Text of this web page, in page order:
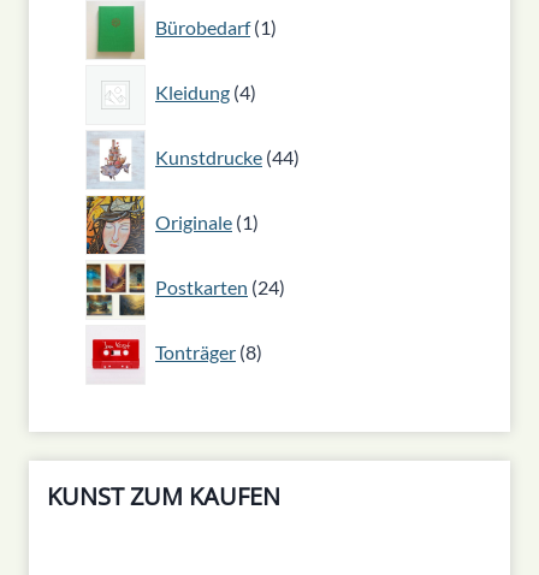
Bürobedarf 1
1
Produkt
Kleidung 4
4
Produkte
Kunstdrucke 44
44
Produkte
Originale 1
1
Produkt
Postkarten 24
24
Produkte
Tonträger 8
8
Produkte
KUNST ZUM KAUFEN